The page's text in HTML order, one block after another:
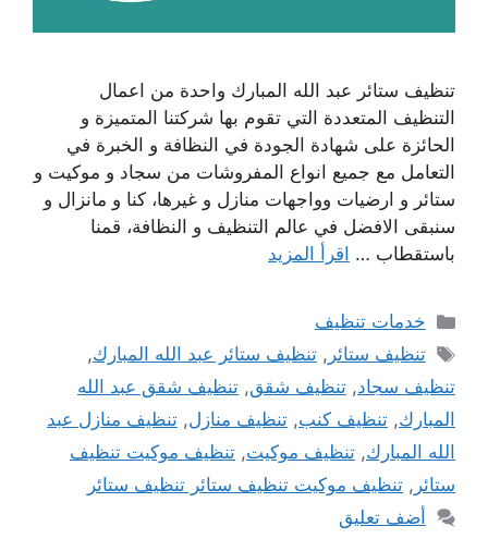
تنظيف ستائر عبد الله المبارك واحدة من اعمال
التنظيف المتعددة التي تقوم بها شركتنا المتميزة و
الحائزة على شهادة الجودة في النظافة و الخبرة في
التعامل مع جميع انواع المفروشات من سجاد و موكيت و
ستائر و ارضيات وواجهات منازل و غيرها، كنا و مانزال و
سنبقى الافضل في عالم التنظيف و النظافة، قمنا
باستقطاب … اقرأ المزيد
التصنيفات
خدمات تنظيف
الوسوم
تنظيف ستائر ,تنظيف ستائر عبد الله المبارك,
تنظيف سجاد, تنظيف شقق, تنظيف شقق عبد الله
المبارك, تنظيف كنب, تنظيف منازل, تنظيف منازل عبد
الله المبارك, تنظيف موكيت, تنظيف موكيت تنظيف
ستائر , تنظيف موكيت تنظيف ستائر تنظيف ستائر
أضف تعليق